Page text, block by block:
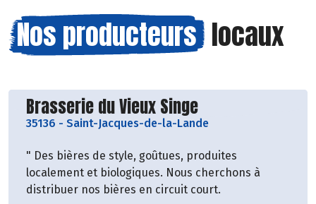
Nos producteurs locaux
Découvrir le producteur
Brasserie du Vieux Singe
35136 - Saint-Jacques-de-la-Lande
" Des bières de style, goûtues, produites
localement et biologiques. Nous cherchons à
distribuer nos bières en circuit court.